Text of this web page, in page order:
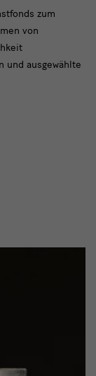
zum
von
und ausgewählte